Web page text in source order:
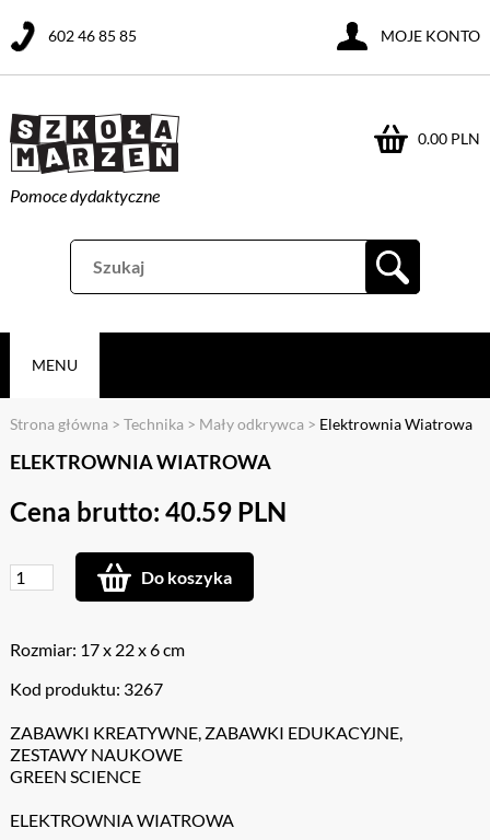
Pomoce dydaktyczne
0.00 PLN
602 46 85 85 MOJE KONTO
MENU
Strona główna > Technika > Mały odkrywca > Elektrownia Wiatrowa
ELEKTROWNIA WIATROWA
Cena brutto: 40.59 PLN
Do koszyka
Rozmiar: 17 x 22 x 6 cm
Kod produktu: 3267
ZABAWKI KREATYWNE, ZABAWKI EDUKACYJNE,
ZESTAWY NAUKOWE
GREEN SCIENCE
ELEKTROWNIA WIATROWA